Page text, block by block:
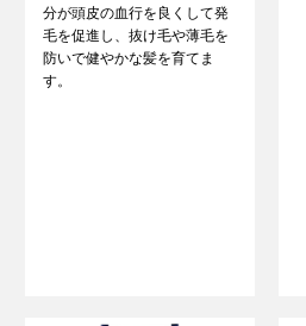
分が頭皮の血行を良くして発
毛を促進し、抜け毛や薄毛を
防いで健やかな髪を育てま
す。